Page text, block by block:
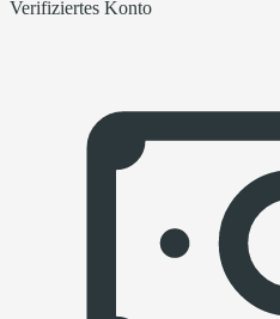
Verifiziertes Konto